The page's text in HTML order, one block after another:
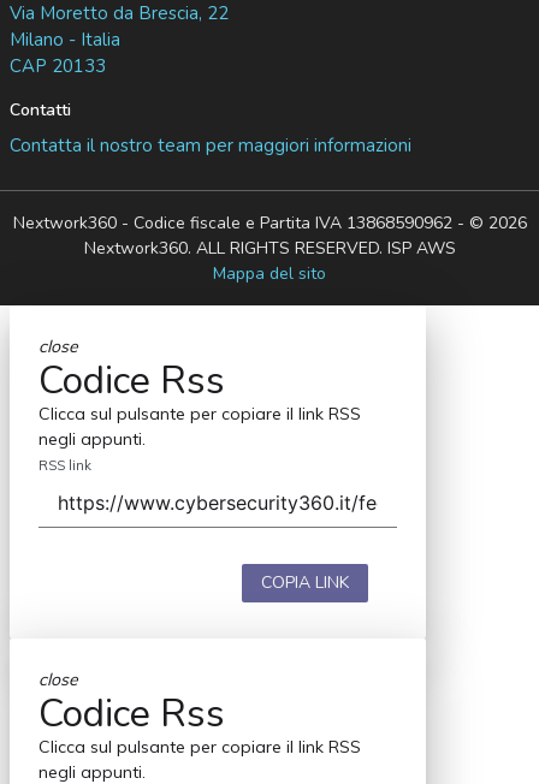
Via Moretto da Brescia, 22
Milano - Italia
CAP 20133
Contatti
Contatta il nostro team per maggiori informazioni
Nextwork360 - Codice fiscale e Partita IVA 13868590962 - © 2026
Nextwork360. ALL RIGHTS RESERVED. ISP AWS
Mappa del sito
close
Codice Rss
Clicca sul pulsante per copiare il link RSS
negli appunti.
RSS link
COPIA LINK
close
Codice Rss
Clicca sul pulsante per copiare il link RSS
negli appunti.